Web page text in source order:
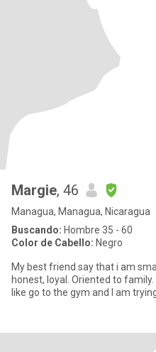
Margie, 46
Managua, Managua, Nicaragua
Buscando: Hombre 35 - 60
Color de Cabello: Negro
My best friend say that i am
honest, loyal. Oriented to
like go to the gym and I am